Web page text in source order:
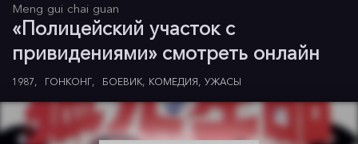
Meng gui chai guan
«Полицейский участок с
привидениями» смотреть онлайн
1987 ГОНКОНГ БОЕВИК КОМЕДИЯ УЖАСЫ